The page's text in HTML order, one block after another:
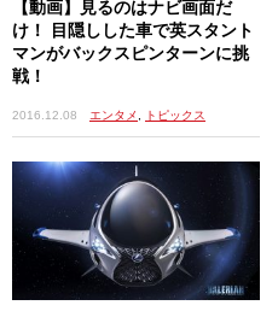
【動画】見るのはナビ画面だ
け！ 目隠しした車で英スタント
マンがバックスピンターンに挑
戦！
2016.12.08 エンタメ トピックス